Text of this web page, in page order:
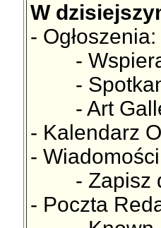
W
- Ogłoszenia:
-
-
- Art
- Kalendarz
- Wiadomości
- Zapisz
- Poczta